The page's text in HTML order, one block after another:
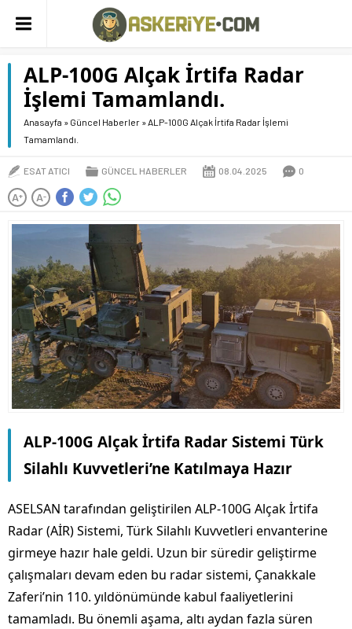
ALP-100G Alçak İrtifa Radar
İşlemi Tamamlandı.
Anasayfa » Güncel Haberler »ALP-100G Alçak İrtifa Radar İşlemi
Tamamlandı.
ESAT ATICI GÜNCEL HABERLER 08.04.2025 0
A+ A-
ALP-100G Alçak İrtifa Radar Sistemi Türk
Silahlı Kuvvetleri’ne Katılmaya Hazır
ASELSAN tarafından geliştirilen ALP-100G Alçak İrtifa
Radar (AİR) Sistemi, Türk Silahlı Kuvvetleri envanterine
girmeye hazır hale geldi. Uzun bir süredir geliştirme
çalışmaları devam eden bu radar sistemi, Çanakkale
Zaferi’nin 110. yıldönümünde kabul faaliyetlerini
tamamladı. Bu önemli aşama, altı aydan fazla süren